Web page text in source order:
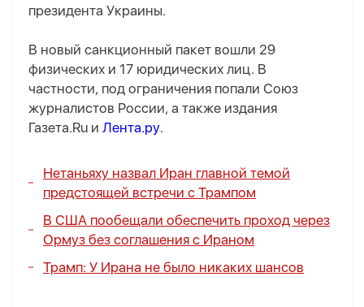
президента Украины.
В новый санкционный пакет вошли 29
физических и 17 юридических лиц. В
частности, под ограничения попали Союз
журналистов России, а также издания
Газета.Ru и Лента.ру.
Нетаньяху назвал Иран главной темой
предстоящей встречи с Трампом
В США пообещали обеспечить проход через
Ормуз без соглашения с Ираном
Трамп: У Ирана не было никаких шансов